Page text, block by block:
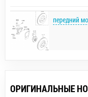
передний
ОРИГИНАЛЬНЫЕ